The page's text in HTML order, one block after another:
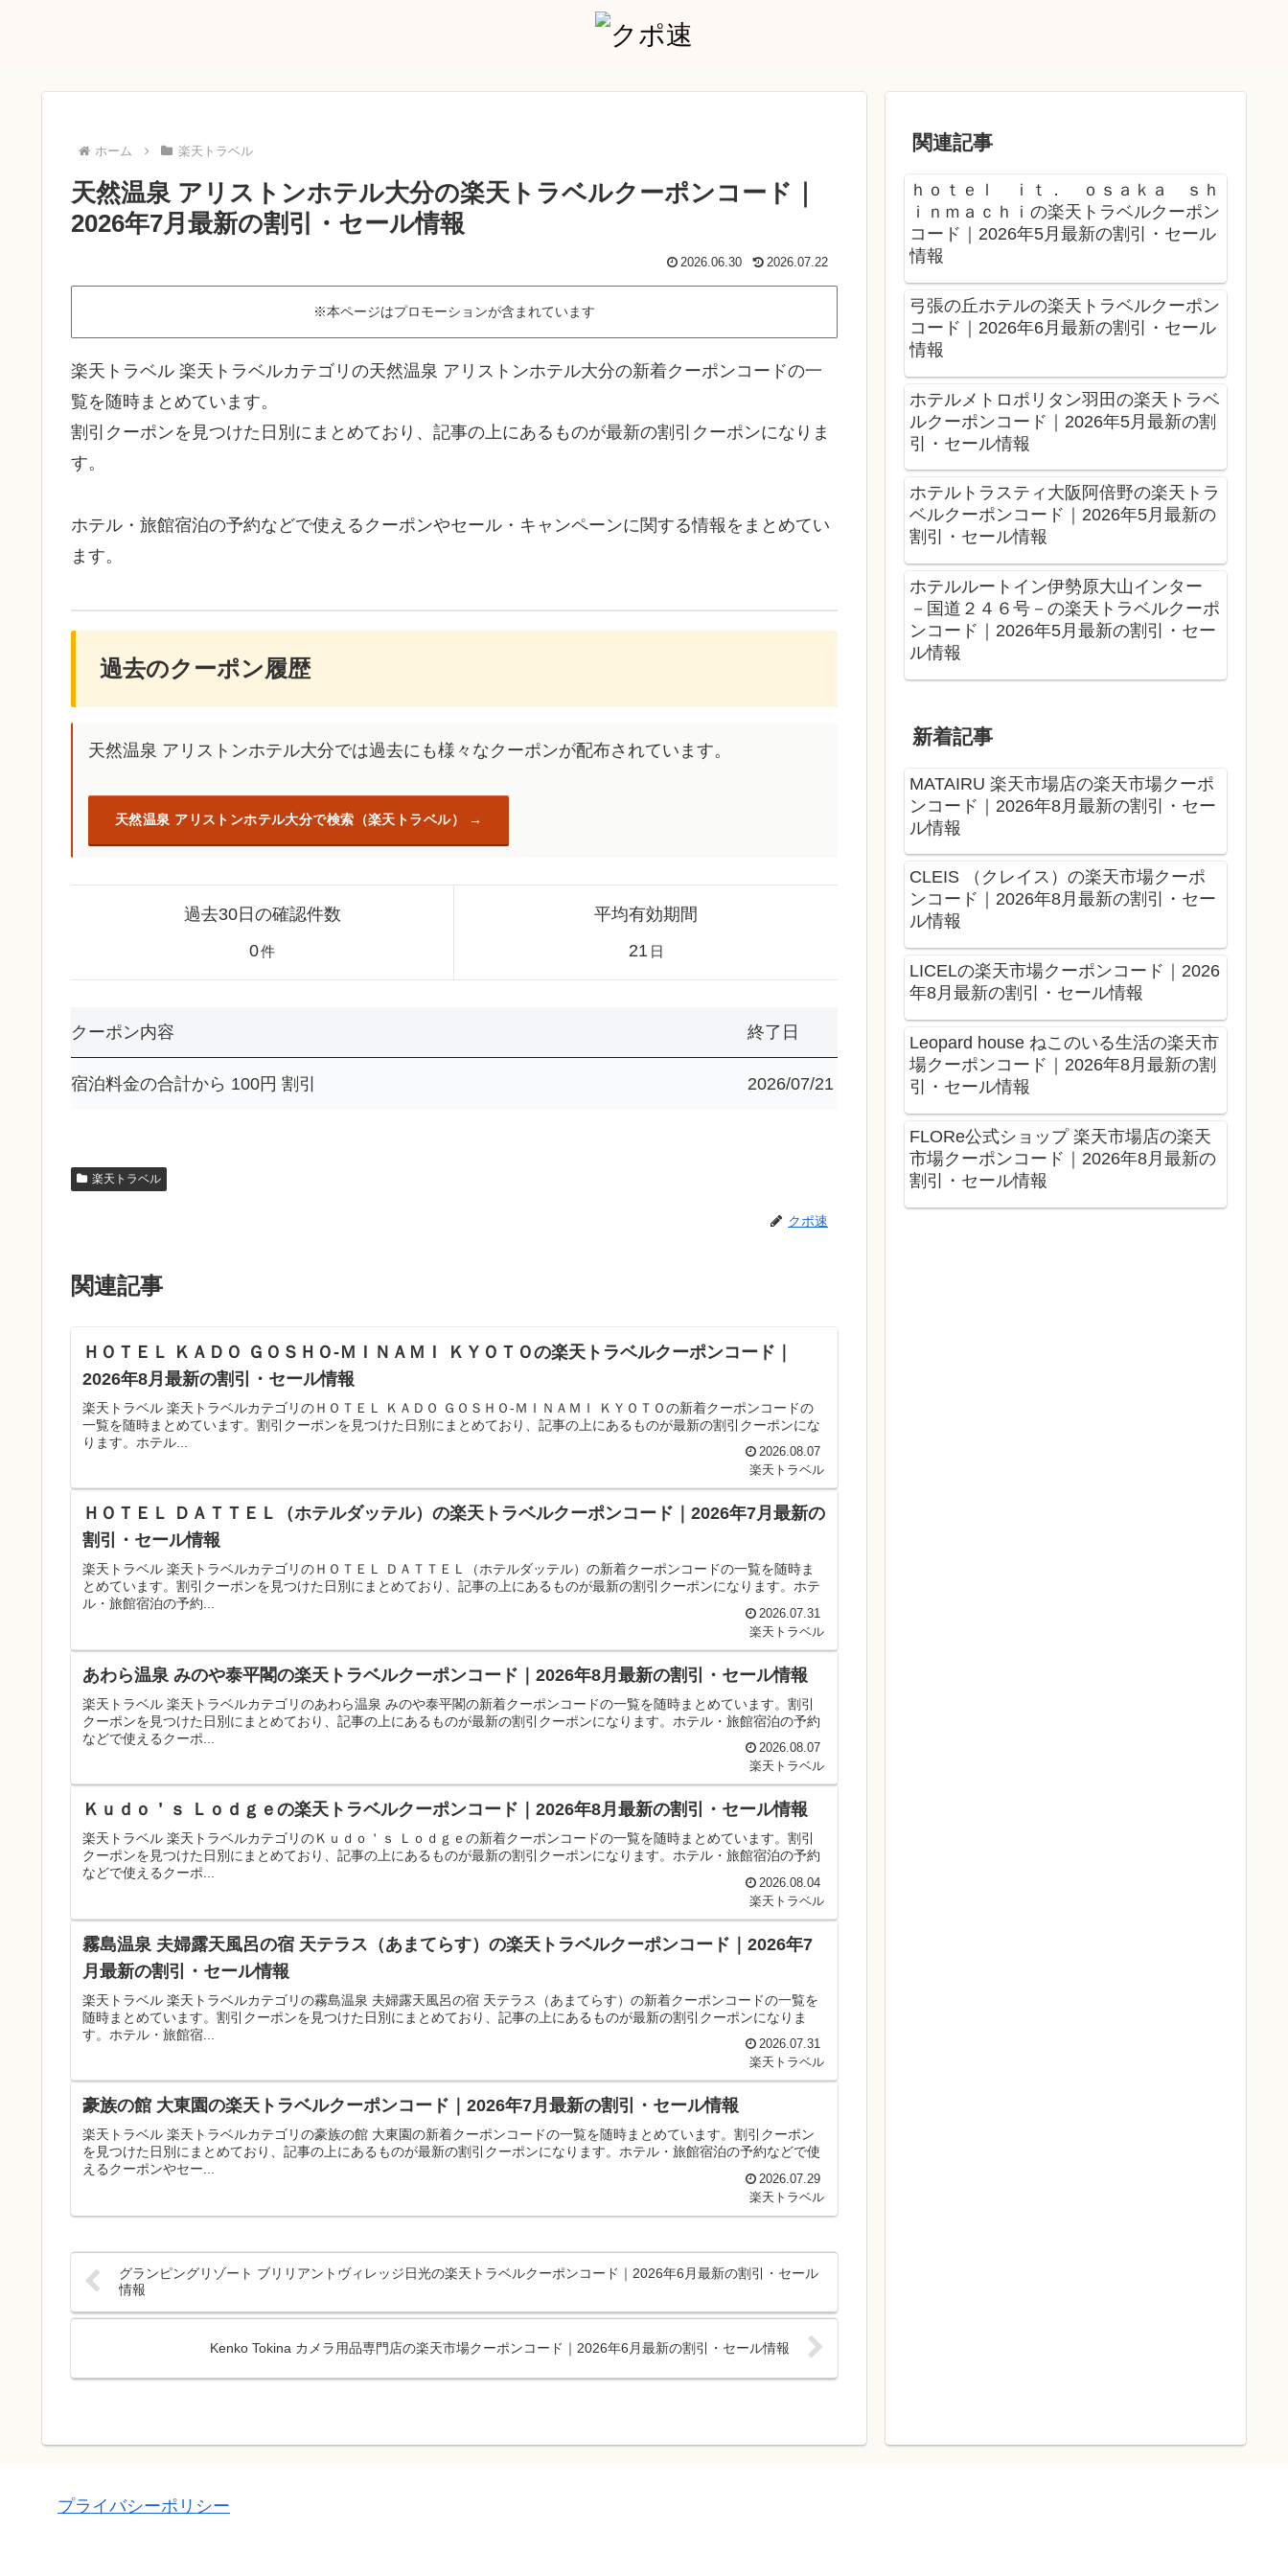
ホーム 楽天トラベル
天然温泉 アリストンホテル大分の楽天トラベルクーポンコード｜
2026年7月最新の割引・セール情報
2026.06.30 2026.07.22
※本ページはプロモーションが含まれています
楽天トラベル 楽天トラベルカテゴリの天然温泉 アリストンホテル大分の新着クーポンコードの一
覧を随時まとめています。
割引クーポンを見つけた日別にまとめており、記事の上にあるものが最新の割引クーポンになりま
す。
ホテル・旅館宿泊の予約などで使えるクーポンやセール・キャンペーンに関する情報をまとめてい
ます。
過去のクーポン履歴
天然温泉 アリストンホテル大分では過去にも様々なクーポンが配布されています。
天然温泉 アリストンホテル大分で検索（楽天トラベル）
過去30日の確認件数
0件
平均有効期間
21 日
クーポン内容 終了日
宿泊料金の合計から 100円 割引 2026/07/21
楽天トラベル
クポ速
関連記事
ＨＯＴＥＬ ＫＡＤＯ ＧＯＳＨＯ‐ＭＩＮＡＭＩ ＫＹＯＴＯの楽天トラベルクーポンコード｜
2026年8月最新の割引・セール情報
楽天トラベル 楽天トラベルカテゴリのＨＯＴＥＬ ＫＡＤＯ ＧＯＳＨＯ‐ＭＩＮＡＭＩ ＫＹＯＴＯの新着クーポンコードの
一覧を随時まとめています。割引クーポンを見つけた日別にまとめており、記事の上にあるものが最新の割引クーポンにな
ります。ホテル...
2026.08.07
楽天トラベル
ＨＯＴＥＬ ＤＡＴＴＥＬ（ホテルダッテル）の楽天トラベルクーポンコード｜2026年7月最新の
割引・セール情報
楽天トラベル 楽天トラベルカテゴリのＨＯＴＥＬ ＤＡＴＴＥＬ（ホテルダッテル）の新着クーポンコードの一覧を随時ま
とめています。割引クーポンを見つけた日別にまとめており、記事の上にあるものが最新の割引クーポンになります。ホテ
ル・旅館宿泊の予約...
2026.07.31
楽天トラベル
あわら温泉 みのや泰平閣の楽天トラベルクーポンコード｜2026年8月最新の割引・セール情報
楽天トラベル 楽天トラベルカテゴリのあわら温泉 みのや泰平閣の新着クーポンコードの一覧を随時まとめています。割引
クーポンを見つけた日別にまとめており、記事の上にあるものが最新の割引クーポンになります。ホテル・旅館宿泊の予約
などで使えるクーポ...
2026.08.07
楽天トラベル
Ｋｕｄｏ＇ｓ Ｌｏｄｇｅの楽天トラベルクーポンコード｜2026年8月最新の割引・セール情報
楽天トラベル 楽天トラベルカテゴリのＫｕｄｏ＇ｓ Ｌｏｄｇｅの新着クーポンコードの一覧を随時まとめています。割引
クーポンを見つけた日別にまとめており、記事の上にあるものが最新の割引クーポンになります。ホテル・旅館宿泊の予約
などで使えるクーポ...
2026.08.04
楽天トラベル
霧島温泉 夫婦露天風呂の宿 天テラス（あまてらす）の楽天トラベルクーポンコード｜2026年7
月最新の割引・セール情報
楽天トラベル 楽天トラベルカテゴリの霧島温泉 夫婦露天風呂の宿 天テラス（あまてらす）の新着クーポンコードの一覧を
随時まとめています。割引クーポンを見つけた日別にまとめており、記事の上にあるものが最新の割引クーポンになりま
す。ホテル・旅館宿...
2026.07.31
楽天トラベル
豪族の館 大東園の楽天トラベルクーポンコード｜2026年7月最新の割引・セール情報
楽天トラベル 楽天トラベルカテゴリの豪族の館 大東園の新着クーポンコードの一覧を随時まとめています。割引クーポン
を見つけた日別にまとめており、記事の上にあるものが最新の割引クーポンになります。ホテル・旅館宿泊の予約などで使
えるクーポンやセー...
2026.07.29
楽天トラベル
グランピングリゾート ブリリアントヴィレッジ日光の楽天トラベルクーポンコード｜2026年6月最新の割引・セール
情報
Kenko Tokina カメラ用品専門店の楽天市場クーポンコード｜2026年6月最新の割引・セール情報
関連記事
ｈｏｔｅｌ ｉｔ． ｏｓａｋａ ｓｈ
ｉｎｍａｃｈｉの楽天トラベルクーポン
コード｜2026年5月最新の割引・セール
情報
弓張の丘ホテルの楽天トラベルクーポン
コード｜2026年6月最新の割引・セール
情報
ホテルメトロポリタン羽田の楽天トラベ
ルクーポンコード｜2026年5月最新の割
引・セール情報
ホテルトラスティ大阪阿倍野の楽天トラ
ベルクーポンコード｜2026年5月最新の
割引・セール情報
ホテルルートイン伊勢原大山インター
－国道２４６号－の楽天トラベルクーポ
ンコード｜2026年5月最新の割引・セー
ル情報
新着記事
MATAIRU 楽天市場店の楽天市場クーポ
ンコード｜2026年8月最新の割引・セー
ル情報
CLEIS （クレイス）の楽天市場クーポ
ンコード｜2026年8月最新の割引・セー
ル情報
LICELの楽天市場クーポンコード｜2026
年8月最新の割引・セール情報
Leopard house ねこのいる生活の楽天市
場クーポンコード｜2026年8月最新の割
引・セール情報
FLORe公式ショップ 楽天市場店の楽天
市場クーポンコード｜2026年8月最新の
割引・セール情報
プライバシーポリシー